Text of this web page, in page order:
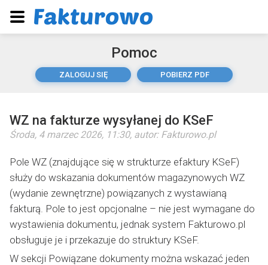
Pomoc
ZALOGUJ SIĘ POBIERZ PDF
WZ na fakturze wysyłanej do KSeF
Środa, 4 marzec 2026, 11:30, autor: Fakturowo.pl
Pole WZ (znajdujące się w strukturze efaktury KSeF)
służy do wskazania dokumentów magazynowych WZ
(wydanie zewnętrzne) powiązanych z wystawianą
fakturą. Pole to jest opcjonalne – nie jest wymagane do
wystawienia dokumentu, jednak system Fakturowo.pl
obsługuje je i przekazuje do struktury KSeF.
W sekcji Powiązane dokumenty można wskazać jeden